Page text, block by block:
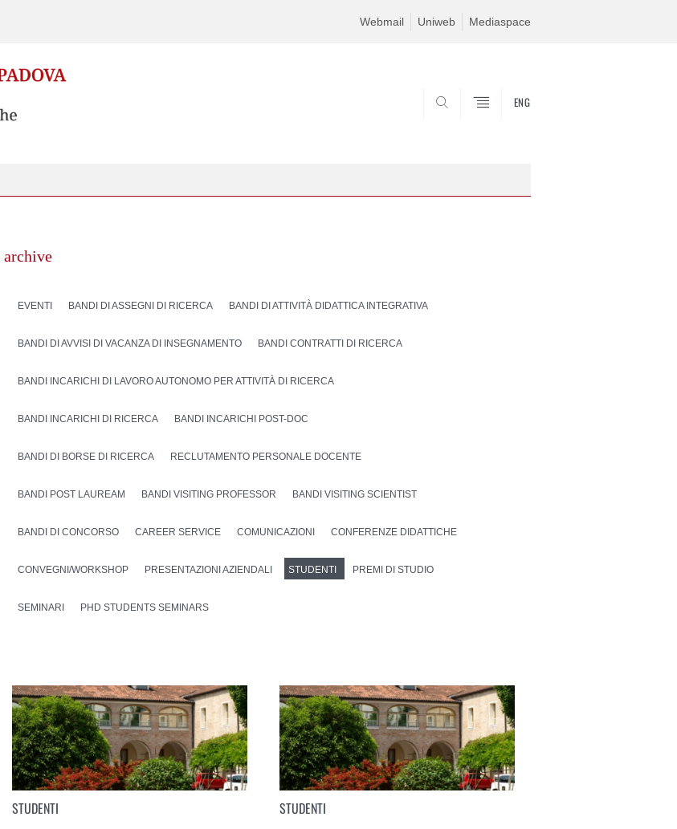
Webmail Uniweb Mediaspace
ENG
archive
EVENTI BANDI DI ASSEGNI DI RICERCA BANDI DI ATTIVITÀ DIDATTICA INTEGRATIVA
BANDI DI AVVISI DI VACANZA DI INSEGNAMENTO BANDI CONTRATTI DI RICERCA
BANDI INCARICHI DI LAVORO AUTONOMO PER ATTIVITÀ DI RICERCA
BANDI INCARICHI DI RICERCA BANDI INCARICHI POST-DOC
BANDI DI BORSE DI RICERCA RECLUTAMENTO PERSONALE DOCENTE
BANDI POST LAUREAM BANDI VISITING PROFESSOR BANDI VISITING SCIENTIST
BANDI DI CONCORSO CAREER SERVICE COMUNICAZIONI CONFERENZE DIDATTICHE
CONVEGNI/WORKSHOP PRESENTAZIONI AZIENDALI STUDENTI PREMI DI STUDIO
SEMINARI PHD STUDENTS SEMINARS
STUDENTI STUDENTI